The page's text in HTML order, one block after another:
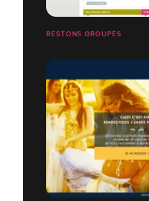
RESTONS GROUPÉS